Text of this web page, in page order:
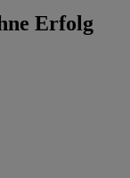
Erfolg